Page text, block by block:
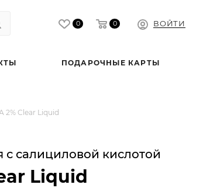
0 0 ВОЙТИ
ПОДАРОЧНЫЕ КАРТЫ
Clear Liquid
салициловой кислотой
Liquid